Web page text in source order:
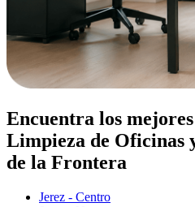
Encuentra los
Limpieza de Oficinas
de la Frontera
Jerez - Centro